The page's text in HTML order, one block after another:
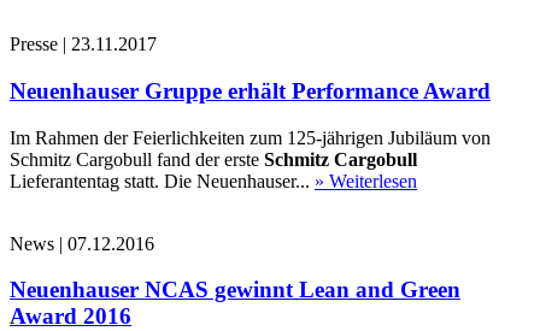
Presse | 23.11.2017
Neuenhauser Gruppe erhält Performance Award
Im Rahmen der Feierlichkeiten zum 125-jährigen Jubiläum von
Schmitz Cargobull fand der erste Schmitz Cargobull
Lieferantentag statt. Die Neuenhauser... » Weiterlesen
News | 07.12.2016
Neuenhauser NCAS gewinnt Lean and Green
Award 2016